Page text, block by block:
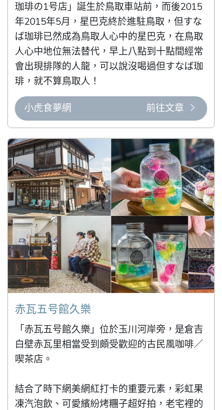
珈琲の1号店」誕生於鳥取車站前，而後2015
年2015年5月，星巴克終於進駐鳥取，但すな
ば珈琲已然成為鳥取人心中的星巴克，在鳥取
人心中地位無法替代，早上八點到十點間經常
會出現排隊的人龍，可以說沒喝過但すなば珈
琲，就不算鳥取人！
小虎食夢網 前往文章
赤瓦五号館久樂
「赤瓦五号館久樂」位於玉川河岸旁，是倉吉
白壁赤瓦里相當受到頗受歡迎的古民風咖啡／
喫茶店。
結合了時下網美網紅打卡的重要元素，彩虹果
凍汽泡飲、可愛繽紛烤糰子超好拍，老宅裡的